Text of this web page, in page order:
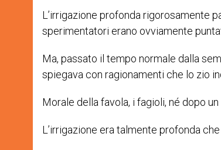
L’irrigazione profonda rigorosamente
sperimentatori erano ovviamente
Ma, passato il tempo normale dalla
spiegava con ragionamenti che lo zio
Morale della favola, i fagioli, né dopo
L’irrigazione era talmente profonda